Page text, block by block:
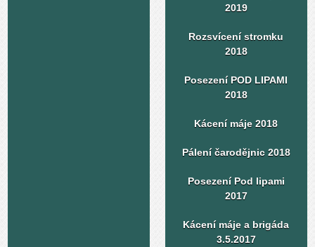
2019
Rozsvícení stromku
2018
Posezení POD LIPAMI
2018
Kácení máje 2018
Pálení čarodějnic 2018
Posezení Pod lipami
2017
Kácení máje a brigáda
3.5.2017